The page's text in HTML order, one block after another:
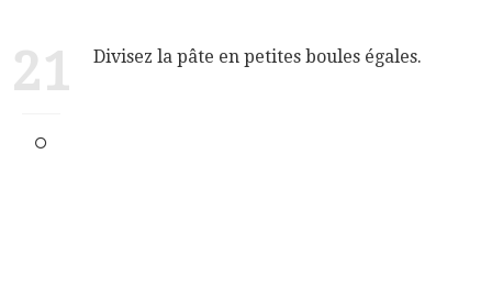
21 Divisez la pâte en petites boules égales.